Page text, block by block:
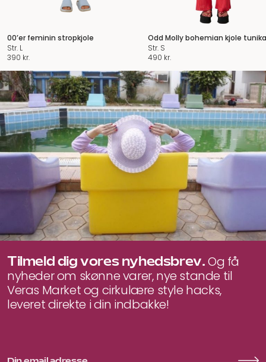
00’er feminin stropkjole
Str. L
390 kr.
Odd Molly bohemian kjole tunika
Str. S
490 kr.
Tilmeld dig vores nyhedsbrev.Og få
nyheder om skønne varer, nye stande til
Veras Market og cirkulære style hacks,
leveret direkte i din indbakke!